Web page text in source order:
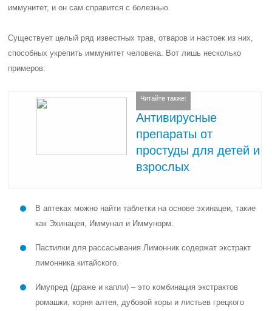
иммунитет, и он сам справится с болезнью.
Существует целый ряд известных трав, отваров и настоек из них,
способных укрепить иммунитет человека. Вот лишь несколько
примеров:
Читайте также:
Антивирусные
препараты от
простуды для детей и
взрослых
В аптеках можно найти таблетки на основе эхинацеи, такие
как Эхинацея, Иммунал и Иммунорм.
Пастилки для рассасывания Лимонник содержат экстракт
лимонника китайского.
Имупред (драже и капли) – это комбинация экстрактов
ромашки, корня алтея, дубовой коры и листьев грецкого